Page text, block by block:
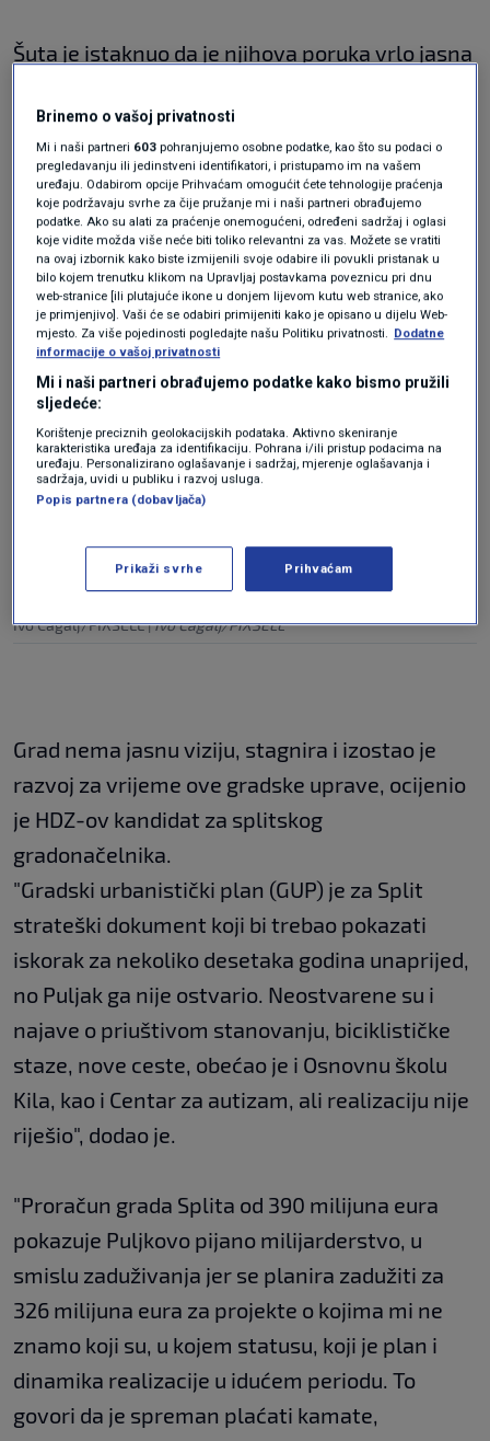
Šuta je istaknuo da je njihova poruka vrlo jasna
proračun je marketinški pamflet, a splitski
gradonačelnik se ponaša kao pijani milijarder,
što sve zajedno govori o njegovom načinu
dosadašnjeg upravljanja Splitom.
Ivo Cagalj/PIXSELL|Ivo Cagalj/PIXSELL
Grad nema jasnu viziju, stagnira i izostao je
razvoj za vrijeme ove gradske uprave, ocijenio
je HDZ-ov kandidat za splitskog
gradonačelnika.
"Gradski urbanistički plan (GUP) je za Split
strateški dokument koji bi trebao pokazati
iskorak za nekoliko desetaka godina unaprijed,
no Puljak ga nije ostvario. Neostvarene su i
najave o priuštivom stanovanju, biciklističke
staze, nove ceste, obećao je i Osnovnu školu
Kila, kao i Centar za autizam, ali realizaciju nije
riješio", dodao je.
"Proračun grada Splita od 390 milijuna eura
pokazuje Puljkovo pijano milijarderstvo, u
smislu zaduživanja jer se planira zadužiti za
326 milijuna eura za projekte o kojima mi ne
znamo koji su, u kojem statusu, koji je plan i
dinamika realizacije u idućem periodu. To
govori da je spreman plaćati kamate,
Brinemo o vašoj privatnosti
Mi i naši partneri 603 pohranjujemo osobne podatke, kao što su podaci o
pregledavanju ili jedinstveni identifikatori, i pristupamo im na vašem
uređaju. Odabirom opcije Prihvaćam omogućit ćete tehnologije praćenja
koje podržavaju svrhe za čije pružanje mi i naši partneri obrađujemo
podatke. Ako su alati za praćenje onemogućeni, određeni sadržaj i oglasi
koje vidite možda više neće biti toliko relevantni za vas. Možete se vratiti
na ovaj izbornik kako biste izmijenili svoje odabire ili povukli pristanak u
bilo kojem trenutku klikom na Upravljaj postavkama poveznicu pri dnu
web-stranice [ili plutajuće ikone u donjem lijevom kutu web stranice, ako
je primjenjivo]. Vaši će se odabiri primijeniti kako je opisano u dijelu Web-
mjesto. Za više pojedinosti pogledajte našu Politiku privatnosti. Dodatne
informacije o vašoj privatnosti
Mi i naši partneri obrađujemo podatke kako bismo pružili
sljedeće:
Korištenje preciznih geolokacijskih podataka. Aktivno skeniranje
karakteristika uređaja za identifikaciju. Pohrana i/ili pristup podacima na
uređaju. Personalizirano oglašavanje i sadržaj, mjerenje oglašavanja i
sadržaja, uvidi u publiku i razvoj usluga.
Popis partnera (dobavljača)
Prikaži svrhe Prihvaćam